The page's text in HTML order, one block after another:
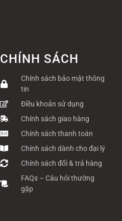
CHÍNH SÁCH
Chính sách bảo mật thông
tin
Điều khoản sử dụng
Chính sách giao hàng
Chính sách thanh toán
Chính sách dành cho đại lý
Chính sách đổi & trả hàng
FAQs – Câu hỏi thường
gặp